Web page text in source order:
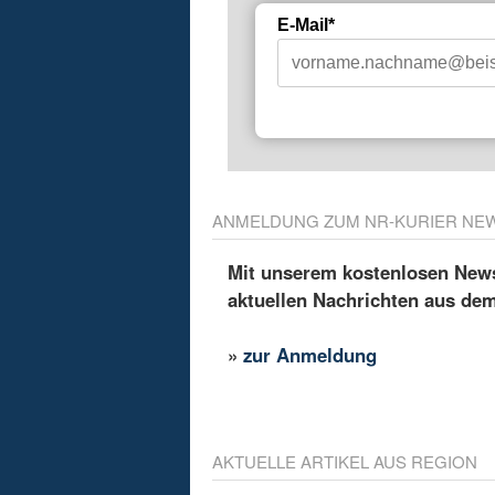
E-Mail*
ANMELDUNG ZUM NR-KURIER
Mit unserem kostenlosen
aktuellen Nachrichten aus
»zur Anmeldung
AKTUELLE ARTIKEL AUS REGION